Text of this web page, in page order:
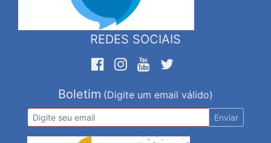
REDES SOCIAIS
Boletim (Digite um email válido)
Enviar